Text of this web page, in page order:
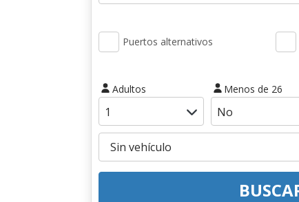
Puertos alternativos
Adultos Menos de 26